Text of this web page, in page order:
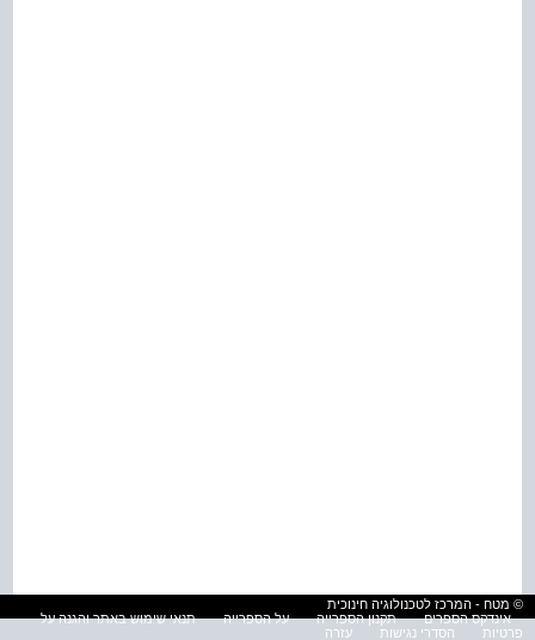
© מטח - המרכז לטכנולוגיה חינוכית
אינדקס הספרים
תקנון הספרייה על הספרייה
תנאי שימוש באתר והגנה על
פרטיות
הסדרי נגישות עזרה